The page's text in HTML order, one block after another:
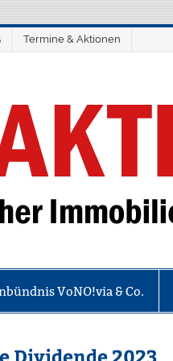
Termine & Aktionen
VoNO!via & Co.
Dividende 2023